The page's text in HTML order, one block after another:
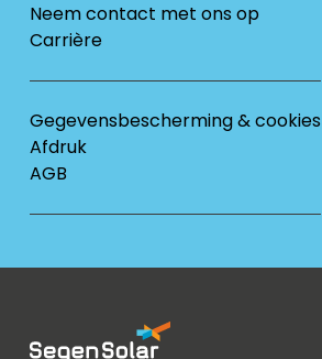
Neem contact met ons op
Carrière
Gegevensbescherming & cookies
Afdruk
AGB